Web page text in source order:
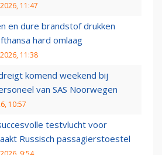
11:47
en dure brandstof drukken
hard omlaag
11:38
komend weekend bij
van SAS Noorwegen
10:57
testvlucht voor
Russisch passagierstoestel